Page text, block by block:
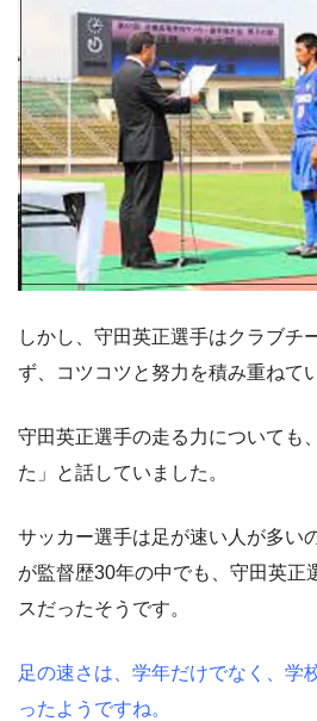
しかし、守田英正選手はクラブチ
ず、コツコツと努力を積み重ねて
守田英正選手の走る力についても
た」と話していました。
サッカー選手は足が速い人が多い
が監督歴30年の中でも、守田英正
スだったそうです。
足の速さは、学年だけでなく、学
ったようですね。